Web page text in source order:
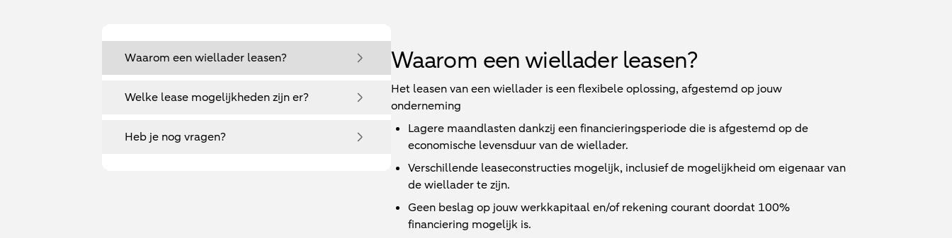
Waarom een wiellader leasen?
Welke lease mogelijkheden zijn er?
Heb je nog vragen?
Waarom een wiellader leasen?
Het leasen van een wiellader is een flexibele oplossing, afgestemd op jouw
onderneming
Lagere maandlasten dankzij een financieringsperiode die is afgestemd op de
economische levensduur van de wiellader.
Verschillende leaseconstructies mogelijk, inclusief de mogelijkheid om eigenaar van
de wiellader te zijn.
Geen beslag op jouw werkkapitaal en/of rekening courant doordat 100%
financiering mogelijk is.